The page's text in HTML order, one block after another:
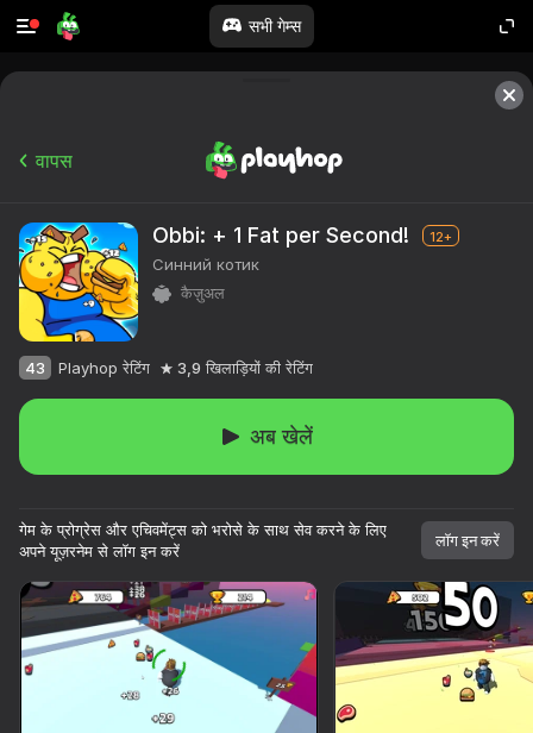
सभी गेम्स
डिवाइस घुमाएँ
यह गेम केवल लैंडस्केप
ओरिएंटेशन का समर्थन करता है
वापस
Obbi: + 1 Fat per Second! 12+
Синний котик
कैज़ुअल
43 Playhop रेटिंग 3,9 खिलाड़ियों की रेटिंग
अब खेलें
गेम के प्रोग्रेस और एचिवमेंट्स को भरोसे के साथ सेव करने के लिए
अपने यूज़रनेम से लॉग इन करें
लॉग इन करें